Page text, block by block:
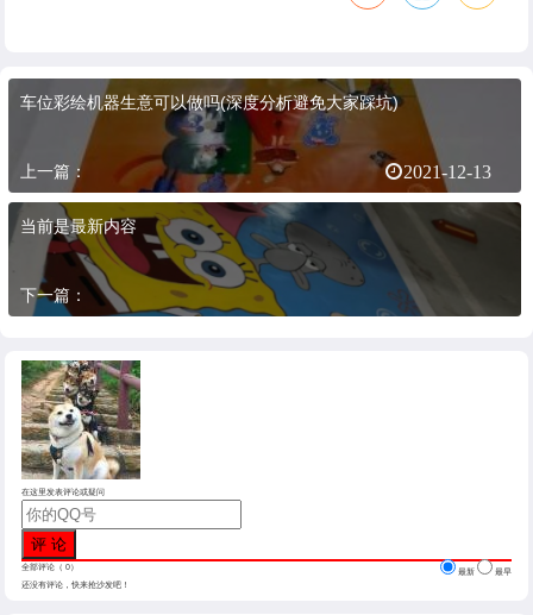
车位彩绘机器生意可以做吗(深度分析避免大家踩坑)
上一篇： 2021-12-13
当前是最新内容
下一篇：
在这里发表评论或疑问
全部评论（ 0） 最新
最早
还没有评论，快来抢沙发吧！